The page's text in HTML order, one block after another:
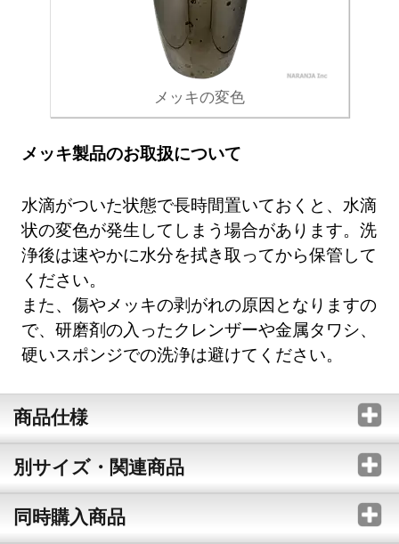
メッキの変色
メッキ製品のお取扱について
水滴がついた状態で長時間置いておくと、水滴
状の変色が発生してしまう場合があります。洗
浄後は速やかに水分を拭き取ってから保管して
ください。
また、傷やメッキの剥がれの原因となりますの
で、研磨剤の入ったクレンザーや金属タワシ、
硬いスポンジでの洗浄は避けてください。
商品仕様
別サイズ・関連商品
同時購入商品